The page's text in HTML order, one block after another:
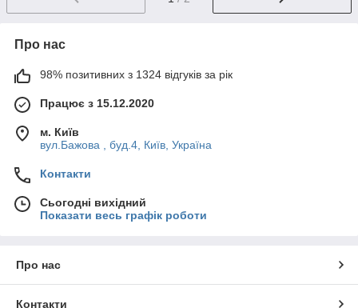
Про нас
98% позитивних з 1324 відгуків за рік
Працює з 15.12.2020
м. Київ
вул.Бажова , буд.4, Київ, Україна
Контакти
Сьогодні вихідний
Показати весь графік роботи
Про нас
Контакти